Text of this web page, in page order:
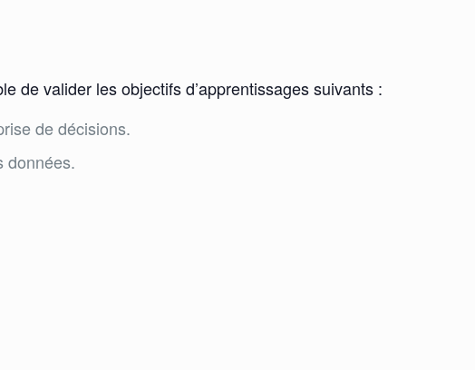
de valider les objectifs d’apprentissages suivants :
de décisions.
données.